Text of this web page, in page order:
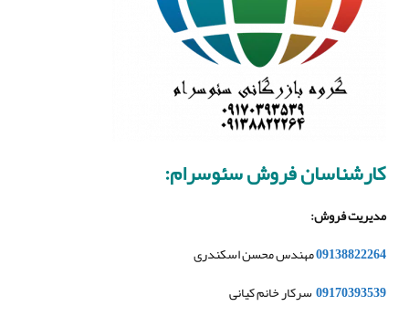
کارشناسان فروش سئوسرام:
مدیریت فروش:
09138822264مهندس محسن اسکندری
09170393539سرکار خانم کیانی